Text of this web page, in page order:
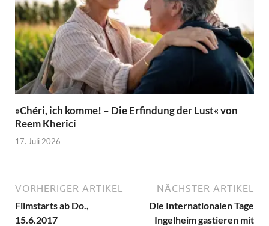
»Chéri, ich komme! – Die Erfindung der Lust« von
Reem Kherici
17. Juli 2026
VORHERIGER ARTIKEL
Filmstarts ab Do.,
15.6.2017
NÄCHSTER ARTIKEL
Die Internationalen Tage
Ingelheim gastieren mit